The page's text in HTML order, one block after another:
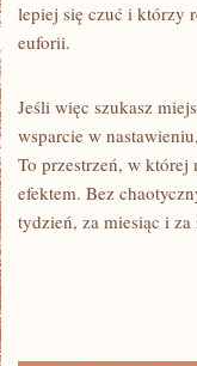
lepiej się czuć i którzy
euforii.
Jeśli więc szukasz
wsparcie w
To przestrzeń, w której
efektem. Bez
tydzień, za miesiąc i za